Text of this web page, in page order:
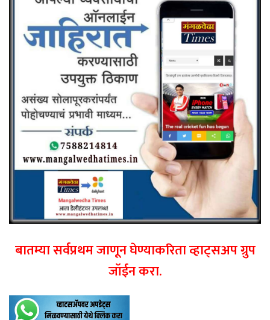
बातम्या सर्वप्रथम जाणून घेण्याकरिता व्हाट्सअप ग्रुप
जॉईन करा.